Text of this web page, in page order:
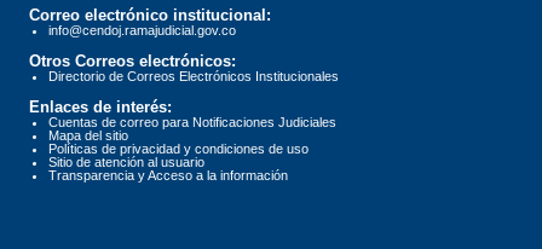
Correo electrónico institucional:
info@cendoj.ramajudicial.gov.co
Otros Correos electrónicos:
Directorio de Correos Electrónicos Institucionales
Enlaces de interés:
Cuentas de correo para Notificaciones Judiciales
Mapa del sitio
Políticas de privacidad y condiciones de uso
Sitio de atención al usuario
Transparencia y Acceso a la información